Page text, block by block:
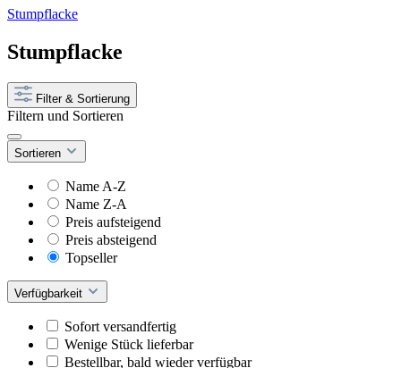
Stumpflacke
Stumpflacke
Filter & Sortierung
Filtern und Sortieren
Sortieren
Name A-Z
Name Z-A
Preis aufsteigend
Preis absteigend
Topseller
Verfügbarkeit
Sofort versandfertig
Wenige Stück lieferbar
Bestellbar, bald wieder verfügbar